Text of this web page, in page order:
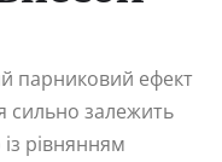
парниковий ефект
сильно залежить
рівнянням